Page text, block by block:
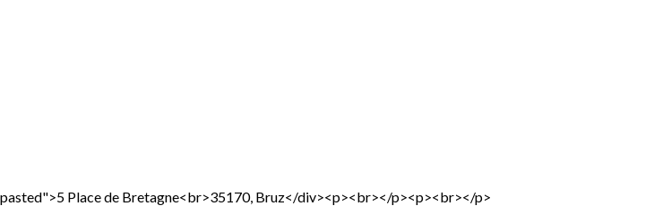
Place de Bretagne<br>35170, Bruz</div><p><br></p><p><br></p>